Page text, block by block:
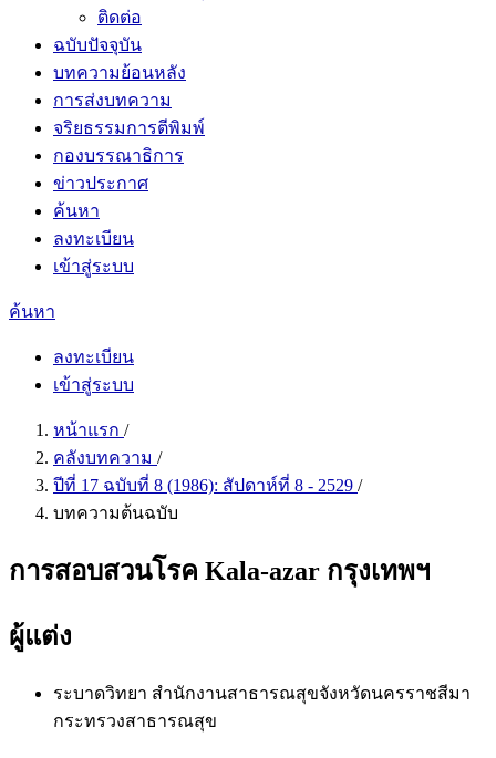
ติดต่อ
ฉบับปัจจุบัน
บทความย้อนหลัง
การส่งบทความ
จริยธรรมการตีพิมพ์
กองบรรณาธิการ
ข่าวประกาศ
ค้นหา
ลงทะเบียน
เข้าสู่ระบบ
ค้นหา
ลงทะเบียน
เข้าสู่ระบบ
หน้าแรก /
คลังบทความ /
ปีที่ 17 ฉบับที่ 8 (1986): สัปดาห์ที่ 8 - 2529 /
บทความต้นฉบับ
การสอบสวนโรค Kala-azar กรุงเทพฯ
ผู้แต่ง
ระบาดวิทยา สำนักงานสาธารณสุขจังหวัดนครราชสีมา
กระทรวงสาธารณสุข